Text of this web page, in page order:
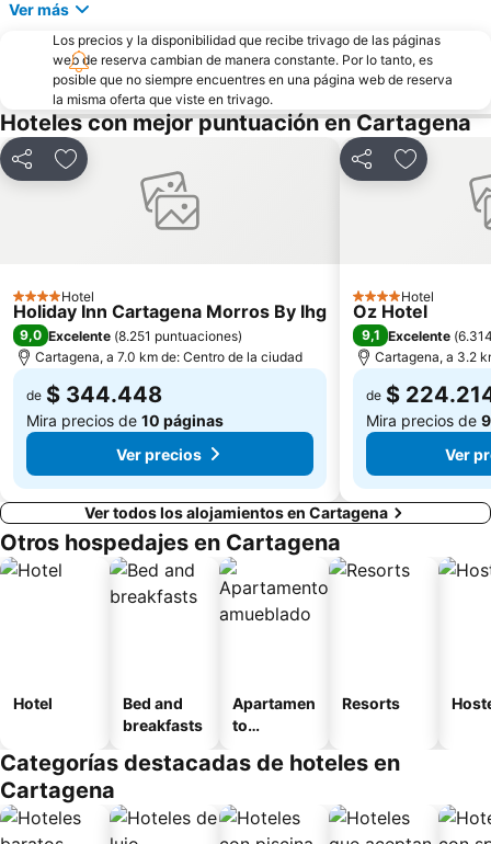
Catedral de Santa Catalina de Alejandría
Plaza de los Coches
San Pedro Claver
Parque Nacional Corales del Rosario
Museo de Arte Moderno
Teatro Colón
Ver más
Los precios y la disponibilidad que recibe trivago de las páginas
web de reserva cambian de manera constante. Por lo tanto, es
posible que no siempre encuentres en una página web de reserva
la misma oferta que viste en trivago.
Hoteles con mejor puntuación en Cartagena
CompartirAgregar a favoritos
4 Estrellas
Hotel
Holiday Inn Cartagena Morros By Ihg
9,0 Excelente (8.251 puntuaciones)
Cartagena, a 7.0 km de: Centro de la ciudad
de $ 344.448
Mira precios de 10 páginas
Ver precios
CompartirAgregar
4 Estrellas
Hotel
Oz Hotel
9,1 Excelente (
Cartagena, a 3.2
de $
Mira precios de
Ver
Ver todos los alojamientos en Cartagena
Otros hospedajes en Cartagena
Hotel
Bed and
breakfasts
Apartamen
to
o
Resorts
Categorías destacadas de hoteles en
Cartagena